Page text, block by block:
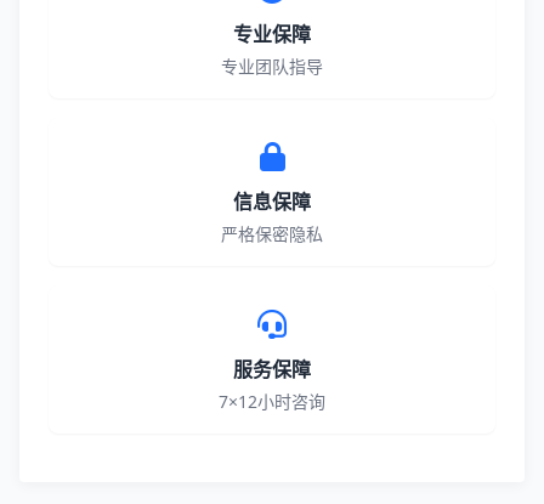
专业保障
专业团队指导
信息保障
严格保密隐私
服务保障
7×12小时咨询